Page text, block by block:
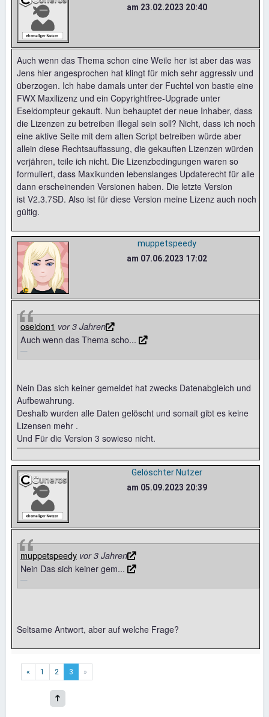
am 23.02.2023 20:40
Auch wenn das Thema schon eine Weile her ist aber das was
Jens hier angesprochen hat klingt für mich sehr aggressiv und
überzogen. Ich habe damals unter der Fuchtel von bastie eine
FWX Maxilizenz und ein Copyrightfree-Upgrade unter
Eseldompteur gekauft. Nun behauptet der neue Inhaber, dass
die Lizenzen zu betreiben illegal sein soll? Nicht, dass ich noch
eine aktive Seite mit dem alten Script betreiben würde aber
allein diese Rechtsauffassung, die gekauften Lizenzen würden
verjähren, teile ich nicht. Die Lizenzbedingungen waren so
formuliert, dass Maxikunden lebenslanges Updaterecht für alle
dann erscheinenden Versionen haben. Die letzte Version
ist V2.3.7SD. Also ist für diese Version meine Lizenz auch noch
gültig.
muppetspeedy
am 07.06.2023 17:02
oseidon1 vor 3 Jahren
Auch wenn das Thema scho...
Nein Das sich keiner gemeldet hat zwecks Datenabgleich und
Aufbewahrung.
Deshalb wurden alle Daten gelöscht und somait gibt es keine
Lizensen mehr .
Und Für die Version 3 sowieso nicht.
Gelöschter Nutzer
am 05.09.2023 20:39
muppetspeedy vor 3 Jahren
Nein Das sich keiner gem...
Seltsame Antwort, aber auf welche Frage?
« 1 2 3 »